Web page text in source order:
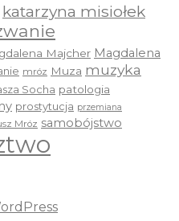
katarzyna misiołek
Majcher Magdalena
mróz Muza muzyka
Socha patologia
prostytucja przemiana
Mróz samobójstwo